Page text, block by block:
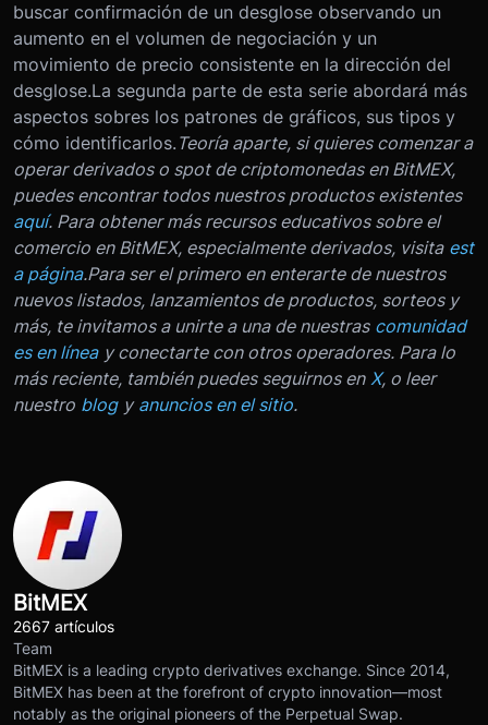
buscar confirmación de un desglose observando un
aumento en el volumen de negociación y un
movimiento de precio consistente en la dirección del
desglose.La segunda parte de esta serie abordará más
aspectos sobres los patrones de gráficos, sus tipos y
cómo identificarlos. Teoría aparte, si quieres comenzar a
operar derivados o spot de criptomonedas en BitMEX,
puedes encontrar todos nuestros productos existentes
aquí. Para obtener más recursos educativos sobre el
comercio en BitMEX, especialmente derivados, visita est
a página.Para ser el primero en enterarte de nuestros
nuevos listados, lanzamientos de productos, sorteos y
más, te invitamos a unirte a una de nuestras comunidad
es en línea y conectarte con otros operadores. Para lo
más reciente, también puedes seguirnos en X, o leer
nuestro blog y anuncios en el sitio.
BitMEX
2667 artículos
Team
BitMEX is a leading crypto derivatives exchange. Since 2014,
BitMEX has been at the forefront of crypto innovation—most
notably as the original pioneers of the Perpetual Swap.